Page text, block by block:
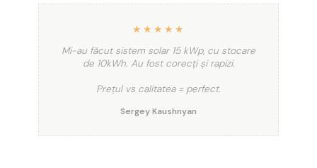
★★★★★
Mi-au făcut sistem solar 15 kWp, cu stocare
de 10kWh. Au fost corecți și rapizi.
Prețul vs calitatea = perfect.
Sergey Kaushnyan